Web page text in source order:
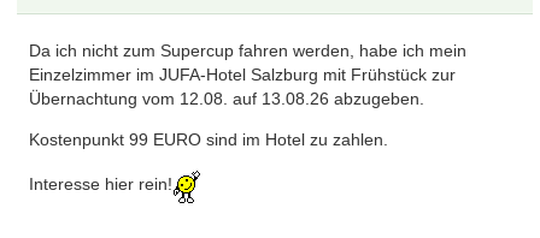
Da ich nicht zum Supercup fahren werden, habe ich mein
Einzelzimmer im JUFA-Hotel Salzburg mit Frühstück zur
Übernachtung vom 12.08. auf 13.08.26 abzugeben.
Kostenpunkt 99 EURO sind im Hotel zu zahlen.
Interesse hier rein!